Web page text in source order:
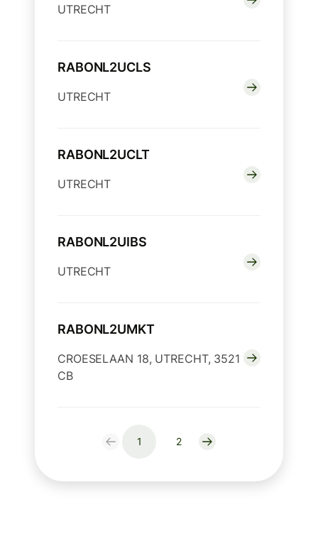
UTRECHT
RABONL2UCLS
UTRECHT
RABONL2UCLT
UTRECHT
RABONL2UIBS
UTRECHT
RABONL2UMKT
CROESELAAN 18, UTRECHT, 3521
CB
1 2